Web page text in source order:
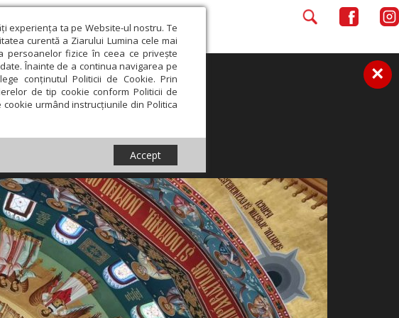
experiența ta pe Website-ul nostru. Te
curentă a Ziarului Lumina cele mai
persoanelor fizice în ceea ce privește
Înainte de a continua navigarea pe
conținutul Politicii de Cookie. Prin
de tip cookie conform Politicii de
urmând instrucțiunile din Politica
Accept
×